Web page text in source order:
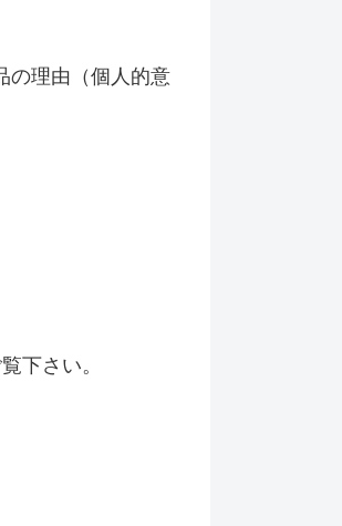
の理由（個人的意
下さい。